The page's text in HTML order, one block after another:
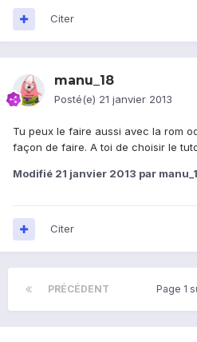
Citer
manu_18
Posté(e) 21 janvier 2013
Tu peux le faire aussi avec la rom
façon de faire. A toi de choisir le
Modifié 21 janvier 2013 par
Citer
PRÉCÉDENT Page 1